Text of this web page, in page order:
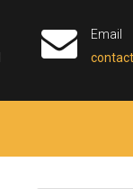
Email